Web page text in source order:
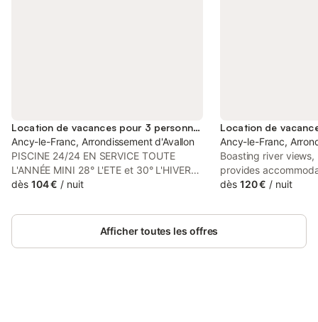
Location de vacances pour 3 personnes
Ancy-le-Franc, Arrondissement d'Avallon
PISCINE 24/24 EN SERVICE TOUTE
L'ANNÉE MINI 28° L'ETE et 30° L'HIVER
PRIVATIVE POUR LE GITE ET SANS VIS-
France, "LES MOINILLONS", de part leur
cadre et leur environnement sont un
dès 104 € / nuit
Ancy-le-Franc,
Boasting river
provides
a bar and a shared
offers access to a
dès 120 € / nuit
Afficher toutes les offres